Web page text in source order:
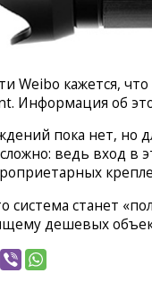
Weibo кажется, что
Информация об
пока нет, но
ведь вход в
система станет
дешевых